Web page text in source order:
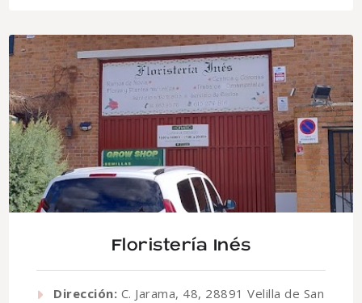
Floristería Inés
Dirección: C. Jarama, 48, 28891 Velilla de San